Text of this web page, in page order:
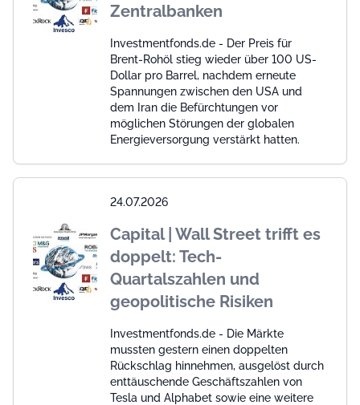
Zentralbanken
Investmentfonds.de - Der Preis für
Brent-Rohöl stieg wieder über 100 US-
Dollar pro Barrel, nachdem erneute
Spannungen zwischen den USA und
dem Iran die Befürchtungen vor
möglichen Störungen der globalen
Energieversorgung verstärkt hatten.
24.07.2026
Capital | Wall Street trifft es
doppelt: Tech-
Quartalszahlen und
geopolitische Risiken
Investmentfonds.de - Die Märkte
mussten gestern einen doppelten
Rückschlag hinnehmen, ausgelöst durch
enttäuschende Geschäftszahlen von
Tesla und Alphabet sowie eine weitere